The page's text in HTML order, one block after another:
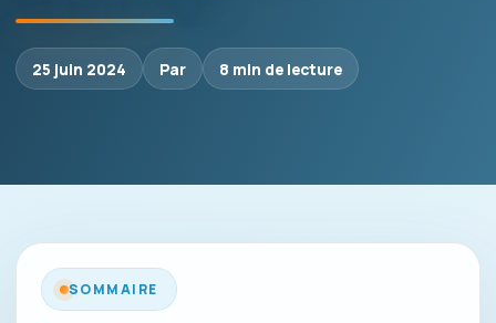
25 juin 2024 Par 8 min de lecture
SOMMAIRE